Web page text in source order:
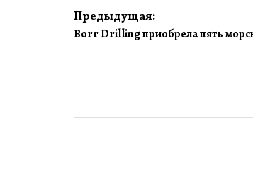
Навигация
Предыдущая:
Borr Drilling приобрела пять